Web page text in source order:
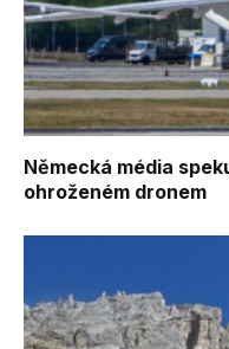
Německá média
ohroženém dronem